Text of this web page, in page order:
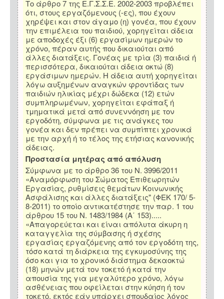
Το άρθρο 7 της Ε.Γ.Σ.Σ.Ε. 2002-2003 προβλέπει
ότι, στους εργαζόμενους (-ες), που έχουν
χηρέψει και στον άγαμο (η) γονέα, που έχουν
την επιμέλεια του παιδιού, χορηγείται άδεια
με αποδοχές έξι (6) εργασίμων ημερών το
χρόνο, πέραν αυτής που δικαιούται από
άλλες διατάξεις. Γονέας με τρία (3) παιδιά ή
περισσότερα, δικαιούται άδεια οκτώ (8)
εργάσιμων ημερών. Η άδεια αυτή χορηγείται
λόγω αυξημένων αναγκών φροντίδας των
παιδιών ηλικίας μέχρι δώδεκα (12) ετών
συμπληρωμένων, χορηγείται εφάπαξ ή
τμηματικά μετά από συνεννόηση με τον
εργοδότη, σύμφωνα με τις ανάγκες του
γονέα και δεν πρέπει να συμπίπτει χρονικά
με την αρχή ή το τέλος της ετήσιας κανονικής
άδειας.
Προστασία μητέρας από απόλυση
Σύμφωνα με το άρθρο 36 του Ν. 3996/2011
«Αναμόρφωση του Σώματος Επιθεωρητών
Εργασίας, ρυθμίσεις θεμάτων Κοινωνικής
Ασφάλισης και άλλες διατάξεις" (ΦΕΚ 170/ 5-
8-2011) το οποίο αντικατέστησε την παρ. 1 του
άρθρου 15 του Ν. 1483/1984 (Α΄ 153).....
«Απαγορεύεται και είναι απόλυτα άκυρη η
καταγγελία της σύμβασης ή σχέσης
εργασίας εργαζόμενης από τον εργοδότη της,
τόσο κατά τη διάρκεια της εγκυμοσύνης της
όσο και για το χρονικό διάστημα δεκαοκτώ
(18) μηνών μετά τον τοκετό ή κατά την
απουσία της για μεγαλύτερο χρόνο, λόγω
ασθένειας που οφείλεται στην κύηση ή τον
τοκετό, εκτός εάν υπάρχει σπουδαίος λόγος